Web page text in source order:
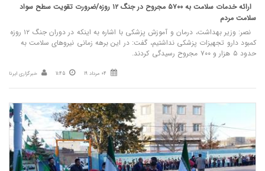
ارائه خدمات سلامت به ۵۷۰۰ مجروح در جنگ ۱۲ روزه/ضرورت تقویت سطح سواد
سلامت مردم
نصر: وزیر بهداشت، درمان و آموزش پزشکی با اشاره به اینکه در دوران جنگ ۱۲ روزه
کمبود دارو تجهیزات پزشکی نداشتیم، گفت: در این برهه زمانی نیروهای سلامت به
حدود ۵ هزار و ۷۰۰ مجروح رسیدگی کردند.
04 مرداد 19 11:45 خبرگزاری ایرنا